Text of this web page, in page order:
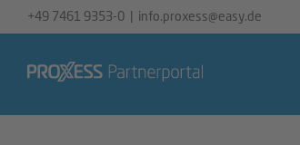
Zum
Inhalt
springen
+49 7461 9353-0 | info.proxess@easy.de